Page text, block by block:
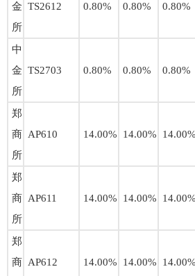
金
所
TS2612 0.80% 0.80% 0.80%
中
金
所
TS2703 0.80% 0.80% 0.80%
郑
商
所
AP610 14.00% 14.00% 14.00%
郑
商
所
AP611 14.00% 14.00% 14.00%
郑
商 AP612 14.00% 14.00% 14.00%